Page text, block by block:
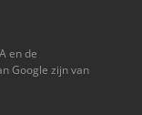
en de
Google zijn van